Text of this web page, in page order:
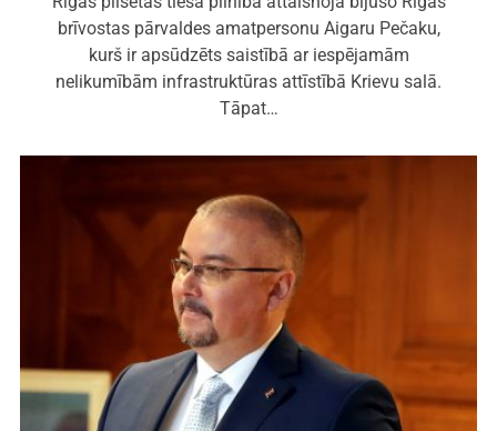
brīvostas pārvaldes amatpersonu Aigaru Pečaku,
kurš ir apsūdzēts saistībā ar iespējamām
nelikumībām infrastruktūras attīstībā Krievu salā.
Tāpat…